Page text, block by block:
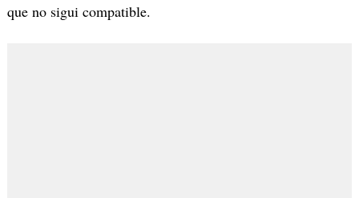
que no sigui compatible.